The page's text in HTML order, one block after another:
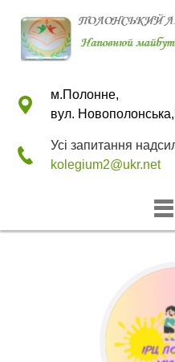
м.Полонне,
вул.
Усі запитання
kolegium2@ukr.net